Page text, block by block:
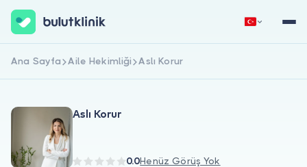
Hemen Kaydol
Ana Sayfa Aile Hekimliği Aslı Korur
Aslı Korur
0.0Henüz Görüş Yok